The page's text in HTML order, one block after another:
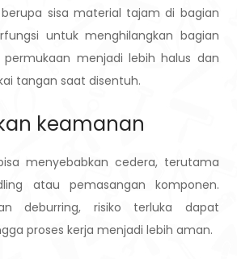
sisa material tajam di bagian
untuk menghilangkan bagian
menjadi lebih halus dan
tangan saat disentuh.
keamanan
menyebabkan cedera, terutama
atau pemasangan komponen.
deburring, risiko terluka dapat
proses kerja menjadi lebih aman.